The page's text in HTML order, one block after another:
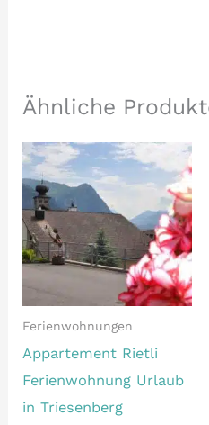
Ähnliche
Ferienwohnungen
Appartement Rietli
Ferienwohnung Urlaub
in Triesenberg